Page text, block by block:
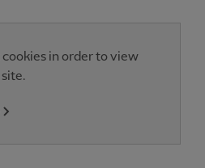
cookies in order to view